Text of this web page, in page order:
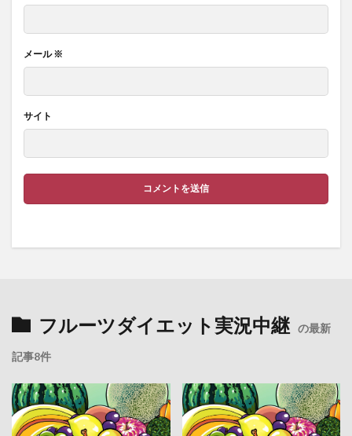
メール※
サイト
フルーツダイエット実況中継 の最新
記事8件